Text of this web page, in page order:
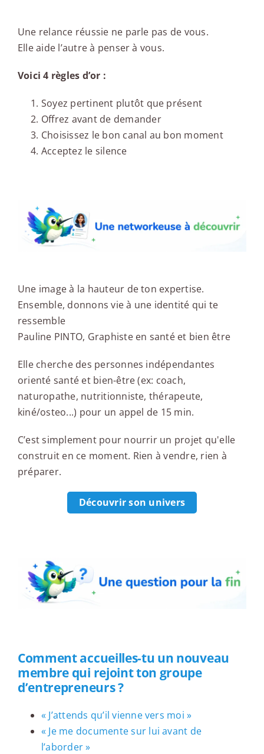
Une relance réussie ne parle pas de vous.
Elle aide l’autre à penser à vous.
Voici 4 règles d’or :
Soyez pertinent plutôt que présent
Offrez avant de demander
Choisissez le bon canal au bon moment
Acceptez le silence
Une image à la hauteur de ton expertise.
Ensemble, donnons vie à une identité qui te
ressemble
Pauline PINTO, Graphiste en santé et bien être
Elle cherche des personnes indépendantes
orienté santé et bien-être (ex: coach,
naturopathe, nutritionniste, thérapeute,
kiné/osteo...) pour un appel de 15 min.
C’est simplement pour nourrir un projet qu'elle
construit en ce moment. Rien à vendre, rien à
préparer.
Découvrir son univers
Comment accueilles-tu un nouveau
membre qui rejoint ton groupe
d’entrepreneurs ?
« J’attends qu’il vienne vers moi »
« Je me documente sur lui avant de
l’aborder »